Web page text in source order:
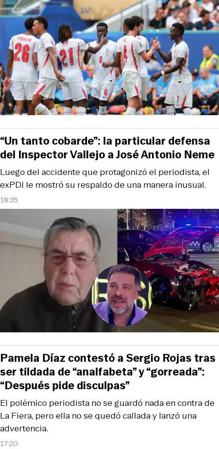
18:35
Luego del accidente que protagonizó el periodista, el
exPDI le mostró su respaldo de una manera inusual.
“Un tanto cobarde”: la particular defensa
del Inspector Vallejo a José Antonio Neme
17:20
El polémico periodista no se guardó nada en contra de
La Fiera, pero ella no se quedó callada y lanzó una
advertencia.
Pamela Díaz contestó a Sergio Rojas tras
ser tildada de “analfabeta” y “gorreada”:
“Después pide disculpas”